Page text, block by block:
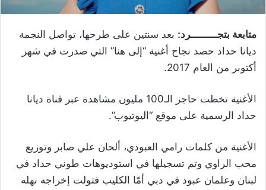
متابعة بتجـــــــــرد: بعد سنتين على طرحها، تواصل النجمة
ديانا حداد حصد نجاح أغنية “إلى هنا” التي صدرت في شهر
أكتوبر من العام 2017.
الأغنية تخطت حاجز الـ100 مليون مشاهدة عبر قناة ديانا
حداد الرسمية على موقع “اليوتيوب”.
الأغنية من كلمات رامي العبودي، ألحان علي صابر وتوزيع
محب الراوي وتم تسجيلها في استوديوهات طوني حداد في
لبنان وعلمان عبود في دبي أمّا الكليب فتولت إخراجه نهله